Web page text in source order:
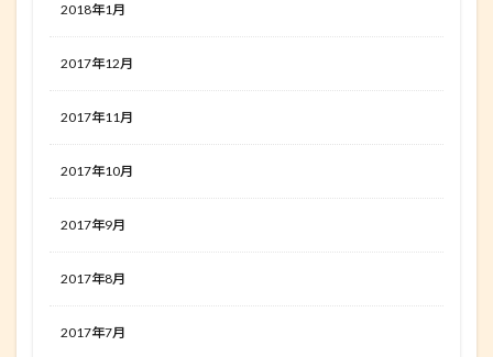
2018年1月
2017年12月
2017年11月
2017年10月
2017年9月
2017年8月
2017年7月